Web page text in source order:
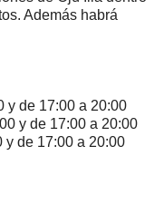
Además habrá
y de 17:00 a 20:00
y de 17:00 a 20:00
y de 17:00 a 20:00